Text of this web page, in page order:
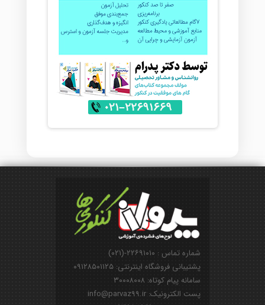
شماره تماس : ۲۲۶۹۱۰۱۰-(۰۲۱)
پشتیبانی فروشگاه اینترنتی: ۰۹۱۲۸۵۰۱۱۲۵
سامانه پیام کوتاه: ۳۰۰۰۸۰۰۸
پست الکترونیک: info@parvaz99.ir